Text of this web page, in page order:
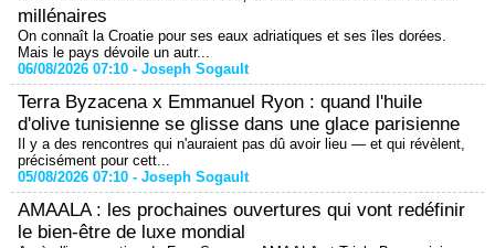
millénaires
On connaît la Croatie pour ses eaux adriatiques et ses îles dorées.
Mais le pays dévoile un autr...
06/08/2026 07:10 - Joseph Sogault
Terra Byzacena x Emmanuel Ryon : quand l'huile
d'olive tunisienne se glisse dans une glace parisienne
Il y a des rencontres qui n'auraient pas dû avoir lieu — et qui révèlent,
précisément pour cett...
05/08/2026 07:10 - Joseph Sogault
AMAALA : les prochaines ouvertures qui vont redéfinir
le bien-être de luxe mondial